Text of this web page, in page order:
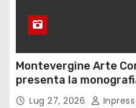
Montevergine Arte
presenta la
Adorno
Lug 27, 2026 Inpress